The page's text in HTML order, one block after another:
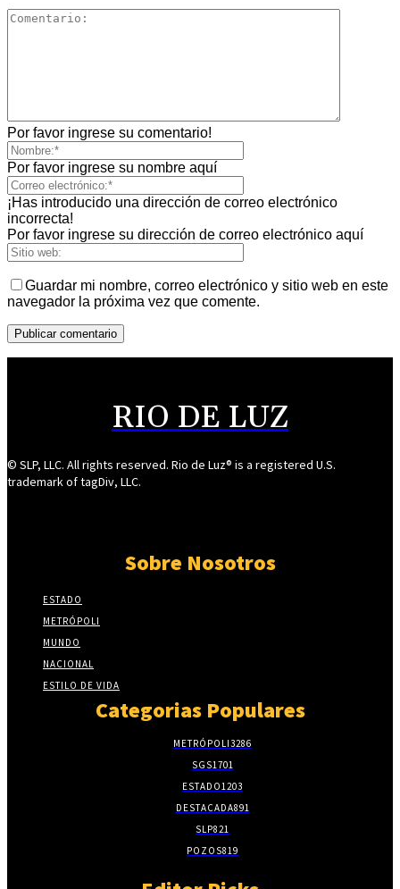
Por favor ingrese su comentario!
Por favor ingrese su nombre aquí
¡Has introducido una dirección de correo electrónico
incorrecta!
Por favor ingrese su dirección de correo electrónico aquí
Guardar mi nombre, correo electrónico y sitio web en este
navegador la próxima vez que comente.
RIO DE LUZ
© SLP, LLC. All rights reserved. Rio de Luz® is a registered U.S.
trademark of tagDiv, LLC.
Sobre Nosotros
ESTADO
METRÓPOLI
MUNDO
NACIONAL
ESTILO DE VIDA
Categorias Populares
METRÓPOLI3286
SGS1701
ESTADO1203
DESTACADA891
SLP821
POZOS819